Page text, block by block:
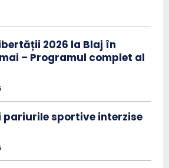
2026 la Blaj în
– Programul complet al
pariurile sportive interzise